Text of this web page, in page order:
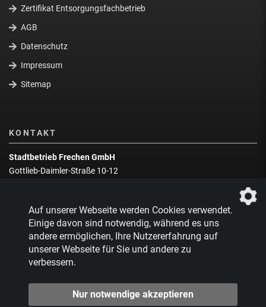
Zertifikat Entsorgungsfachbetrieb
AGB
Datenschutz
Impressum
Sitemap
KONTAKT
Stadtbetrieb Frechen GmbH
Gottlieb-Daimler-Straße 10-12
Zentrale:02234 9217-0
Abfallberatung:02234 9217-17
Auf unserer Webseite werden Cookies verwendet.
Einige davon sind notwendig, während es uns
andere ermöglichen, Ihre Nutzererfahrung auf
unserer Webseite für Sie und andere zu
verbessern.
Nur notwendige akzeptieren